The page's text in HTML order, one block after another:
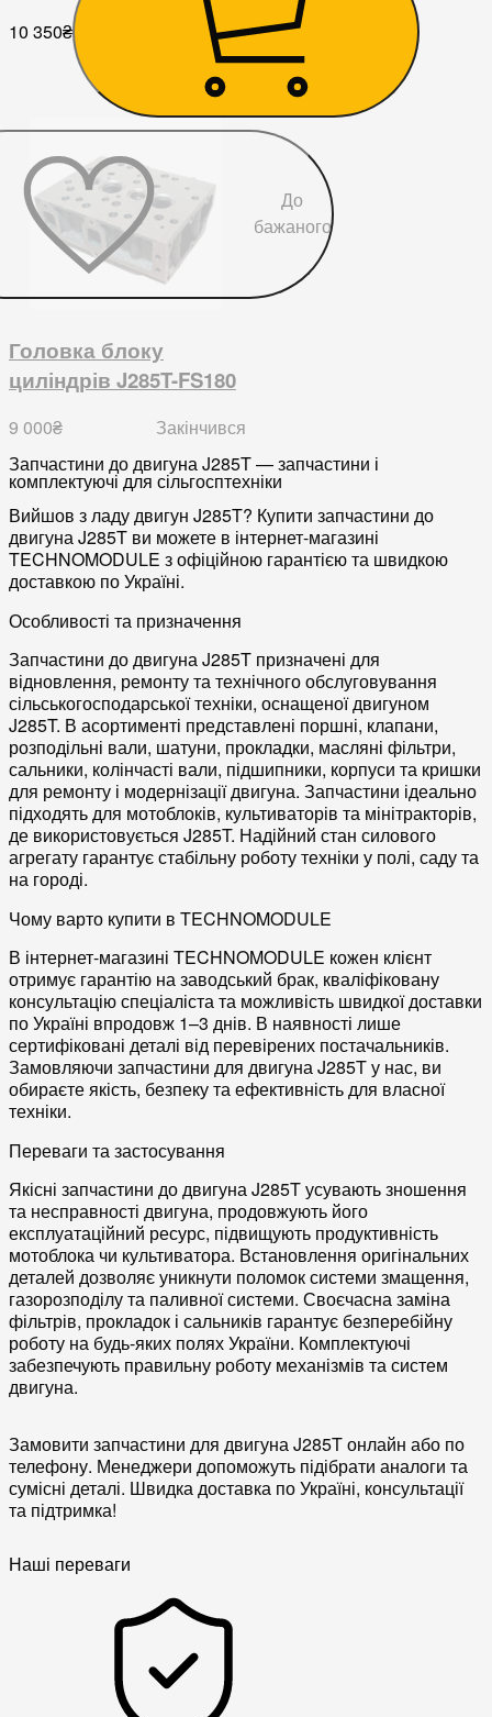
10 350₴
До
бажаного
Головка блоку
циліндрів J285T-FS180
9 000₴
Закінчився
Запчастини до двигуна J285T — запчастини і
комплектуючі для сільгосптехніки
Вийшов з ладу двигун J285T? Купити запчастини до
двигуна J285T ви можете в інтернет-магазині
TECHNOMODULE з офіційною гарантією та швидкою
доставкою по Україні.
Особливості та призначення
Запчастини до двигуна J285T призначені для
відновлення, ремонту та технічного обслуговування
сільськогосподарської техніки, оснащеноїдвигуном
J285T. В асортименті представлені поршні, клапани,
розподільні вали, шатуни, прокладки, масляні фільтри,
сальники, колінчасті вали, підшипники, корпуси та кришки
для ремонту і модернізації двигуна. Запчастини ідеально
підходять для мотоблоків, культиваторів та мінітракторів,
де використовується J285T. Надійний стан силового
агрегату гарантує стабільну роботу техніки у полі, саду та
на городі.
Чому варто купити в TECHNOMODULE
В інтернет-магазині TECHNOMODULE кожен клієнт
отримує гарантію на заводський брак, кваліфіковану
консультацію спеціаліста та можливість швидкої доставки
по Україні впродовж 1–3 днів. В наявності лише
сертифіковані деталі від перевірених постачальників.
Замовляючи запчастини для двигуна J285Tу нас, ви
обираєте якість, безпеку та ефективність для власної
техніки.
Переваги та застосування
Якісні запчастини до двигуна J285Tусувають зношення
та несправності двигуна, продовжують його
експлуатаційний ресурс, підвищують продуктивність
мотоблока чи культиватора. Встановлення оригінальних
деталей дозволяє уникнути поломоксистеми змащення,
газорозподілута паливної системи. Своєчасна заміна
фільтрів, прокладок і сальників гарантує безперебійну
роботу на будь-яких полях України. Комплектуючі
забезпечують правильну роботу механізмів та систем
двигуна.
Замовити запчастини для двигуна J285T онлайн або по
телефону. Менеджери допоможуть підібрати аналоги та
сумісні деталі. Швидка доставка по Україні, консультації
та підтримка!
Наші переваги